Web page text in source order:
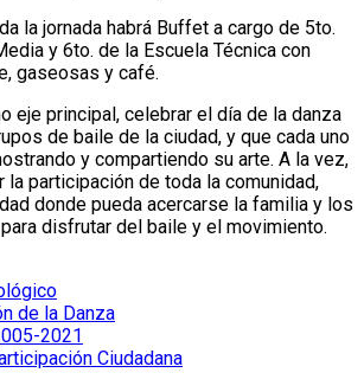
la jornada habrá Buffet a cargo de 5to.
y 6to. de la Escuela Técnica con
gaseosas y café.
eje principal, celebrar el día de la danza
de baile de la ciudad, y que cada uno
y compartiendo su arte. A la vez,
la participación de toda la comunidad,
donde pueda acercarse la familia y los
disfrutar del baile y el movimiento.
de la Danza
2021
Ciudadana